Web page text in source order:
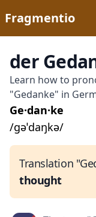
Fragmentio
der
Learn how to
"Gedanke" in
Ge·dan·ke
/ɡəˈdaŋkə/
Translation
thought